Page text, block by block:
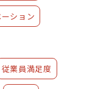
ション
従業員満足度